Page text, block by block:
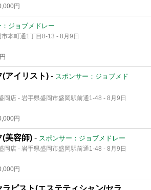
円
：ジョブメドレー
本町通1丁目8-13 - 8月9日
(アイリスト) - スポンサー：ジョブメド
岡店 - 岩手県盛岡市盛岡駅前通1-48 - 8月9日
円
(美容師) - スポンサー：ジョブメドレー
岡店 - 岩手県盛岡市盛岡駅前通1-48 - 8月9日
円
ピスト(エステティシャン/セラ